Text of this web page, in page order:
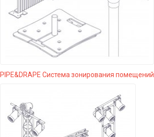
PIPE&DRAPE Система зонирования помещений